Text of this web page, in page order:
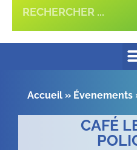
Accueil » Évenements
CAFÉ